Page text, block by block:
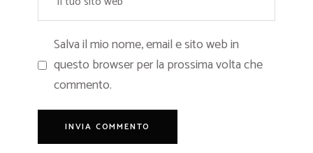
Salva il mio nome, email e sito web in
questo browser per la prossima volta che
commento.